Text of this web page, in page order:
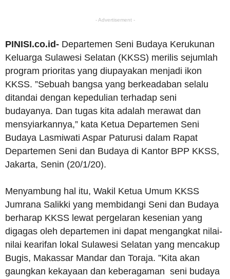
- Advertisement -
PINISI.co.id- Departemen Seni Budaya Kerukunan
Keluarga Sulawesi Selatan (KKSS) merilis sejumlah
program prioritas yang diupayakan menjadi ikon
KKSS. ”Sebuah bangsa yang berkeadaban selalu
ditandai dengan kepedulian terhadap seni
budayanya. Dan tugas kita adalah merawat dan
mensyiarkannya,” kata Ketua Departemen Seni
Budaya Lasmiwati Aspar Paturusi dalam Rapat
Departemen Seni dan Budaya di Kantor BPP KKSS,
Jakarta, Senin (20/1/20).
Menyambung hal itu, Wakil Ketua Umum KKSS
Jumrana Salikki yang membidangi Seni dan Budaya
berharap KKSS lewat pergelaran kesenian yang
digagas oleh departemen ini dapat mengangkat nilai-
nilai kearifan lokal Sulawesi Selatan yang mencakup
Bugis, Makassar Mandar dan Toraja. ”Kita akan
gaungkan kekayaan dan keberagaman seni budaya